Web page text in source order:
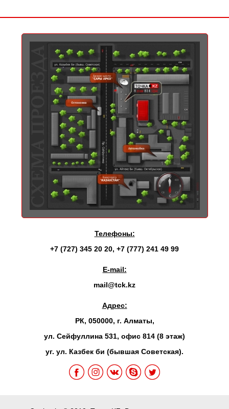
Телефоны:
+7 (727) 345 20 20, +7 (777) 241 49 99
E-mail:
mail@tck.kz
Адрес:
РК, 050000, г. Алматы,
ул. Сейфуллина 531, офис 814 (8 этаж)
уг. ул. Казбек би (бывшая Советская).